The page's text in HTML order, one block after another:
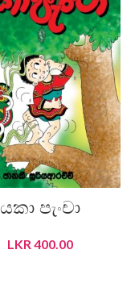
යකා පැංචා
LKR 400.00